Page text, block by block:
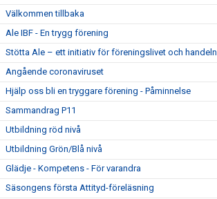
Välkommen tillbaka
Ale IBF - En trygg förening
Stötta Ale – ett initiativ för föreningslivet och handeln
Angående coronaviruset
Hjälp oss bli en tryggare förening - Påminnelse
Sammandrag P11
Utbildning röd nivå
Utbildning Grön/Blå nivå
Glädje - Kompetens - För varandra
Säsongens första Attityd-föreläsning